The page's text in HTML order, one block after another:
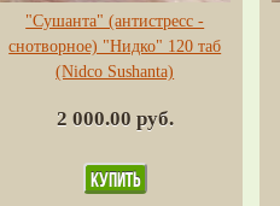
"Сушанта" (антистресс -
снотворное) "Нидко" 120 таб
(Nidco Sushanta)
2 000.00 руб.